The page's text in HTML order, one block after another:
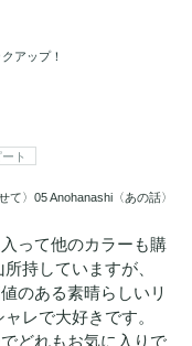
アップ！
ト
て〉 05 Anohanashi〈あの話〉
って他のカラーも購
持していますが、
のある素晴らしいリ
レで大好きです。
どれもお気に入りで